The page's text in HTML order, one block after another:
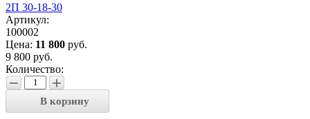
2П 30-18-30
Артикул:
100002
Цена: 11 800 руб.
9 800 руб.
Количество:
− +
В корзину